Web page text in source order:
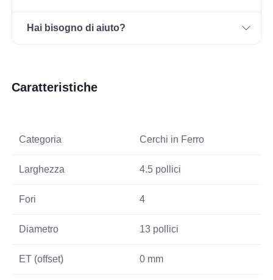
Hai bisogno di aiuto?
Caratteristiche
Categoria Cerchi in Ferro
Larghezza 4.5 pollici
Fori 4
Diametro 13 pollici
ET (offset) 0 mm